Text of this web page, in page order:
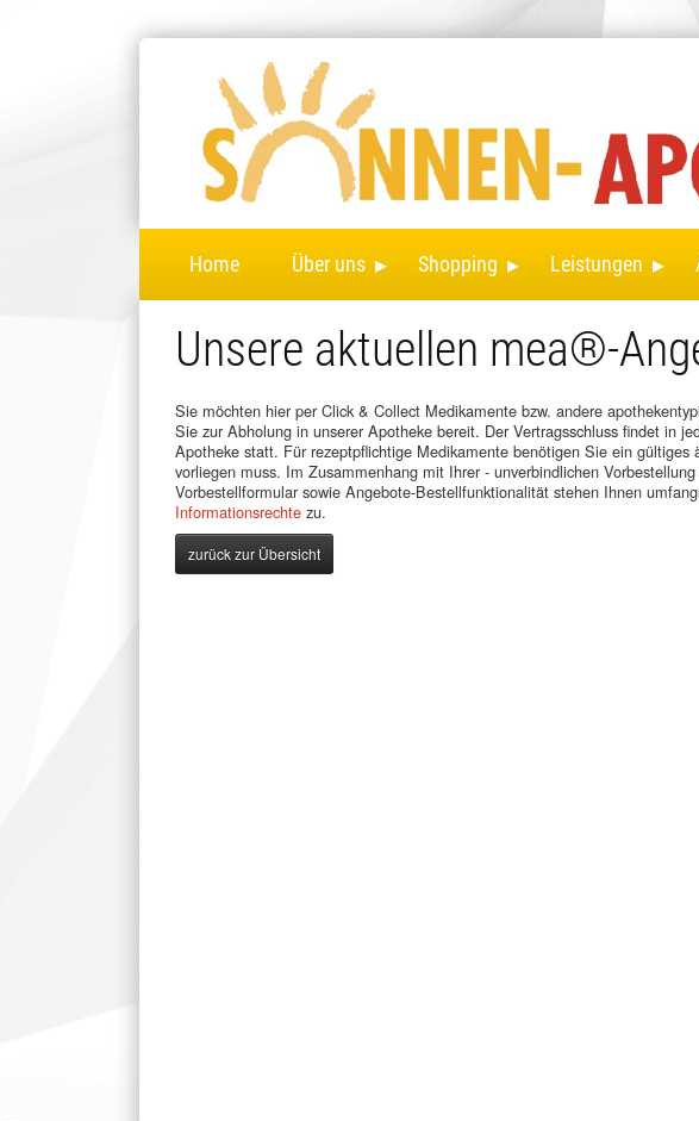
Home Über uns ▸ Shopping ▸ Leistungen ▸
Unsere aktuellen mea®-
Sie möchten hier per Click & Collect Medikamente bzw. andere
Sie zur Abholung in unserer Apotheke bereit. Der Vertragsschluss findet in
Apotheke statt. Für rezeptpflichtige Medikamente benötigen Sie ein gültiges
vorliegen muss. Im Zusammenhang mit Ihrer - unverbindlichen
Vorbestellformular sowie Angebote-Bestellfunktionalität stehen Ihnen
Informationsrechte zu.
zurück zur Übersicht